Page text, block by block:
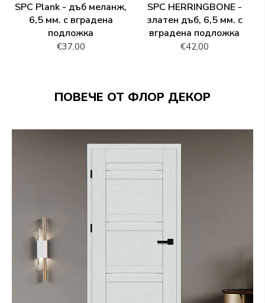
SPC Plank - дъб меланж,
6,5 мм. с вградена
подложка
€37,00
SPC HERRINGBONE -
златен дъб, 6,5 мм. с
вградена подложка
€42,00
ПОВЕЧЕ ОТ ФЛОР ДЕКОР